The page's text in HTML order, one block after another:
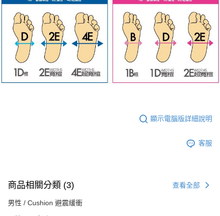
顯示電腦版詳細說明
客服
商品相關分類 (3) 查看全部
男性 / Cushion 避震緩衝